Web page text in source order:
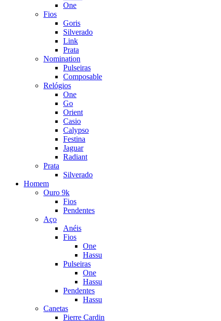
One
Fios
Goris
Silverado
Link
Prata
Nomination
Pulseiras
Composable
Relógios
One
Go
Orient
Casio
Calypso
Festina
Jaguar
Radiant
Prata
Silverado
Homem
Ouro 9k
Fios
Pendentes
Aço
Anéis
Fios
One
Hassu
Pulseiras
One
Hassu
Pendentes
Hassu
Canetas
Pierre Cardin